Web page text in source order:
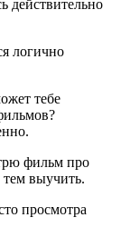
действительно
логично
тебе
фильм про
выучить.
просмотра